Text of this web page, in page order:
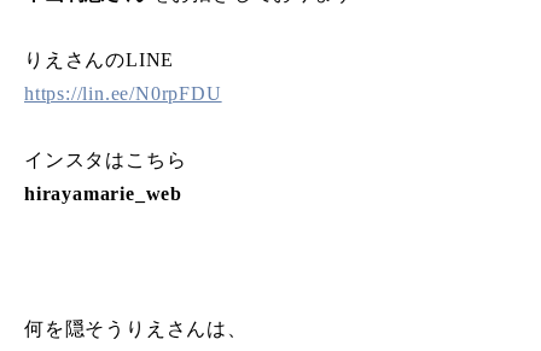
りえさんのLINE
https://lin.ee/N0rpFDU
インスタはこちら
hirayamarie_web
何を隠そうりえさんは、